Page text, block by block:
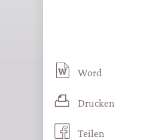
Word
Drucken
Teilen